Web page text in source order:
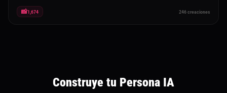
📸1,674 246 creaciones
Construye tu Persona IA